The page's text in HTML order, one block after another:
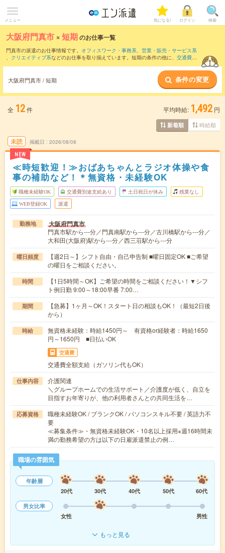
メニュー 気になる! ログイン 検索
大阪府門真市 ×短期のお仕事一覧
門真市の派遣のお仕事情報です。 オフィスワーク・事務系、 営業・販売・サービス系
、 クリエイティブ系などのお仕事を取り揃えています。短期の条件の他に、 交通費別
大阪府門真市 / 短期 条件の変更
全 12件 平均時給: 1,492 円
新着順 時給順
未読
NEW
掲載日 2026/08/08
≪時短歓迎！≫おばあちゃんとラジオ体操や食
事の補助など！＊無資格・未経験OK
職種未経験OK 交通費別途支給あり 土日祝日が休み 残業なし
WEB登録OK 派遣
勤務地 大阪府門真市
門真市駅から---分／門真南駅から---分／古川橋駅から---分／
大和田(大阪府)駅から---分／西三荘駅から---分
曜日頻度
【週2日～】シフト自由・自己申告制 ■曜日固定OK ■ご希望
の曜日をご相談ください。
時間
【1日5時間～OK】ご希望の時間をご相談ください！▼シフ
ト例日勤 9:00～18:00早番 7:00…
期間
【急募】1ヶ月～OK！スタート日の相談もOK！（最短2日後
から）
時給
無資格未経験：時給1450円～ 有資格or経験者：時給1650
円～1650円 ■日払いOK
交通費
交通費全額支給（ガソリン代もOK）
仕事内容
介護関連
＼グループホームでの生活サポート／介護度が低く、自立を
目指すお年寄りが、他の利用者さんとの共同生活を…
応募資格
職種未経験OK / ブランクOK / パソコンスキル不要 / 英語力不
要
≪募集条件≫・無資格未経験OK・10名以上採用※週16時間未
満の勤務希望の方は以下の日雇派遣禁止の例…
職場の雰囲気
年齢層
20代
30代 40代 50代
60代
男女比率
女性
男性
もっと見る